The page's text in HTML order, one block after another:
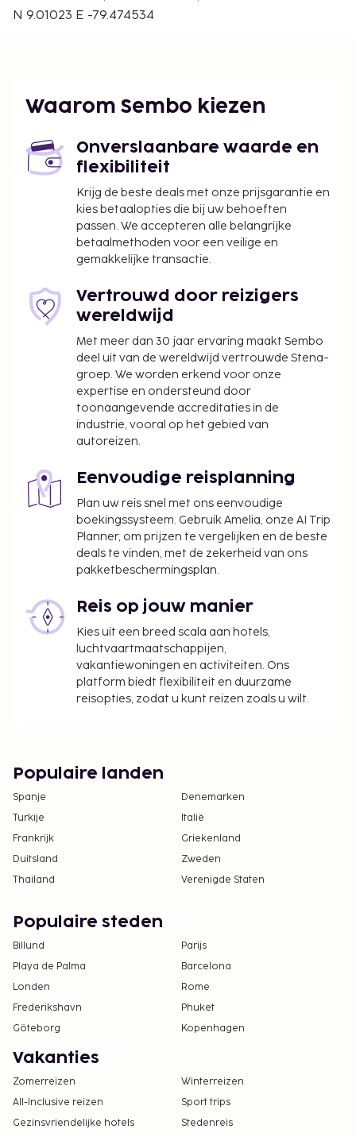
Panama-stad (PTY-Tocumen Intl.) - 14,2 km
inbegrepen.
De accommodatie wordt professioneel
Contacloos inchecken en contactloos
uitchecken zijn mogelijk.
N 9.01023 E -79.474534
Waarom Sembo kiezen
Onverslaanbare waarde en
flexibiliteit
Krijg de beste deals met onze prijsgarantie en
kies betaalopties die bij uw behoeften
passen. We accepteren alle belangrijke
betaalmethoden voor een veilige en
gemakkelijke transactie.
Vertrouwd door reizigers
wereldwijd
Met meer dan 30 jaar ervaring maakt Sembo
deel uit van de wereldwijd vertrouwde Stena-
groep. We worden erkend voor onze
expertise en ondersteund door
toonaangevende accreditaties in de
industrie, vooral op het gebied van
autoreizen.
Eenvoudige reisplanning
Plan uw reis snel met ons eenvoudige
boekingssysteem. Gebruik Amelia, onze AI Trip
Planner, om prijzen te vergelijken en de beste
deals te vinden, met de zekerheid van ons
pakketbeschermingsplan.
Reis op jouw manier
Kies uit een breed scala aan hotels,
luchtvaartmaatschappijen,
vakantiewoningen en activiteiten. Ons
platform biedt flexibiliteit en duurzame
reisopties, zodat u kunt reizen zoals u wilt.
Populaire landen
Spanje
Denemarken
Turkije
Italië
Frankrijk
Griekenland
Duitsland
Zweden
Thailand
Verenigde Staten
Populaire steden
Billund
Parijs
Playa de Palma
Barcelona
Londen
Rome
Frederikshavn
Phuket
Göteborg
Kopenhagen
Vakanties
Zomerreizen
Winterreizen
All-Inclusive reizen
Sport trips
Gezinsvriendelijke hotels
Stedenreis